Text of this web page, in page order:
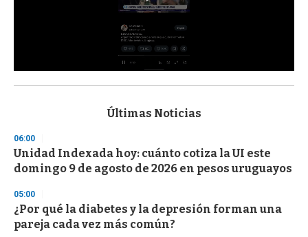
s
d
s
o
f
3
s
e
c
Últimas Noticias
06:00
Unidad Indexada hoy: cuánto cotiza la UI este
domingo 9 de agosto de 2026 en pesos uruguayos
05:00
¿Por qué la diabetes y la depresión forman una
pareja cada vez más común?